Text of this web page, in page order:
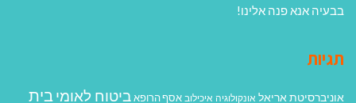
בבעיה אנא פנה אלינו!
תגיות
אוניברסיטת אריאל אונקולוגיה איכילוב אסף הרופא ביטוח לאומיבית